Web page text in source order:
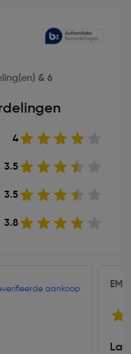
& 6
4
3.5
3.5
3.8
aankoop